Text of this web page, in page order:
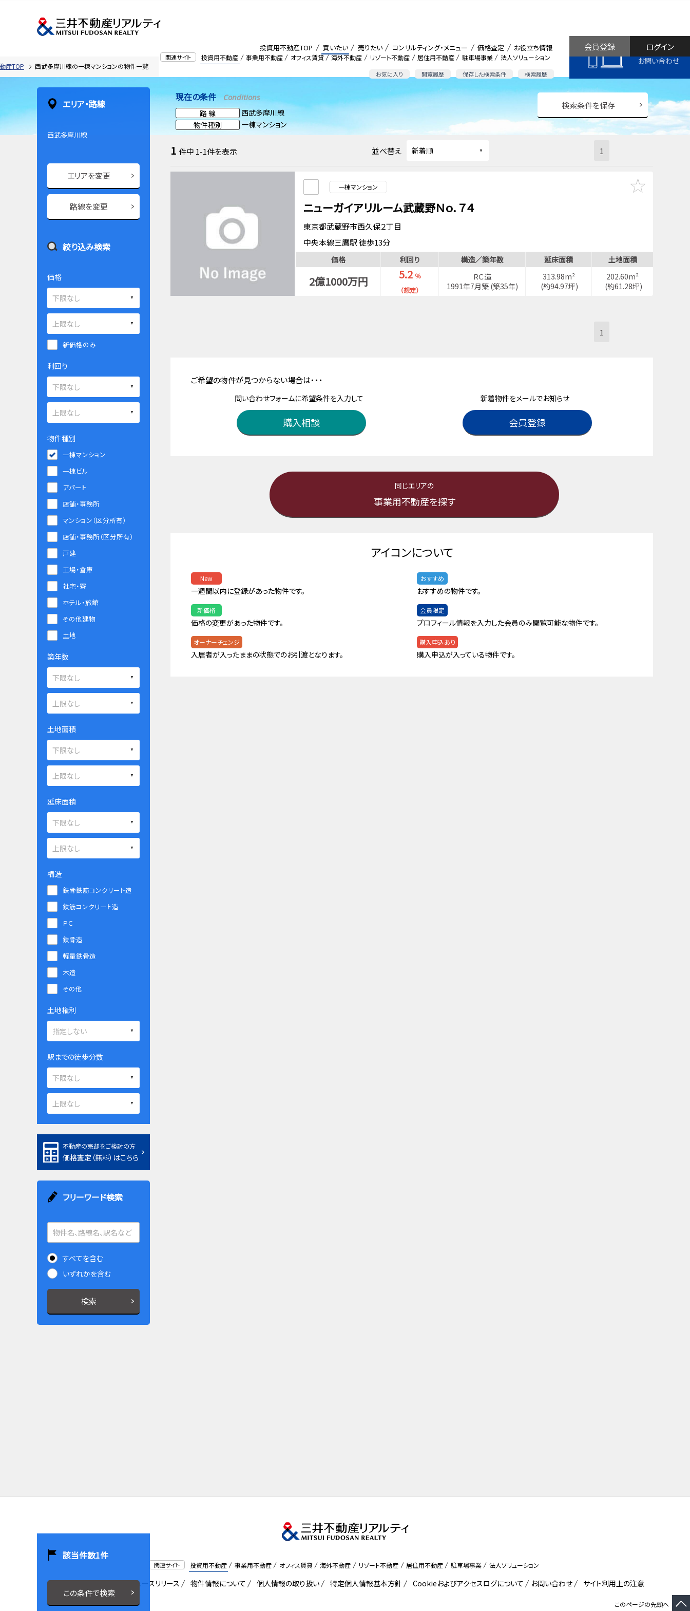
関連サイト 投資用不動産 事業用不動産 オフィス賃貸 海外不動産 リゾート不動産 居住用不動産 駐車場事業 法人ソリューション
お気に入り 閲覧履歴 保存した検索条件 検索履歴
投資用不動産TOP 買いたい 売りたい コンサルティング・メニュー 価格査定 お役立ち情報
お問い合わせ
ログイン
会員登録
産TOP 西武多摩川線の一棟マンションの物件一覧
現在の条件 Conditions
路 線
西武多摩川線
物件種別
一棟マンション
検索条件を保存
1 件中 1-1件を表示 並べ替え 1
一棟マンション
ニューガイアリルーム武蔵野Ｎｏ．７４
東京都武蔵野市西久保２丁目
中央本線三鷹駅 徒歩13分
西武多摩川線武蔵境駅 徒歩25分
価格 利回り 構造／築年数 延床面積 土地面積
2億1000万円 5.2 ％
（想定）
ＲＣ造
1991年7月築 (築35年)
313.98m²
(約94.97坪)
202.60m²
(約61.28坪)
1
ご希望の物件が見つからない場合は・・・
問い合わせフォームに希望条件を入力して
購入相談
新着物件をメールでお知らせ
会員登録
同じエリアの
事業用不動産を探す
アイコンについて
New
一週間以内に登録があった物件です。
おすすめ
おすすめの物件です。
新価格
価格の変更があった物件です。
会員限定
プロフィール情報を入力した会員のみ閲覧可能な物件です。
オーナーチェンジ
入居者が入ったままの状態でのお引渡となります。
購入申込あり
購入申込が入っている物件です。
エリア・路線
西武多摩川線
エリアを変更
路線を変更
絞り込み検索
価格
新価格のみ
利回り
物件種別
一棟マンション
一棟ビル
アパート
店舗・事務所
マンション（区分所有）
店舗・事務所（区分所有）
戸建
工場・倉庫
社宅・寮
ホテル・旅館
その他建物
土地
築年数
土地面積
延床面積
構造
鉄骨鉄筋コンクリート造
鉄筋コンクリート造
ＰＣ
鉄骨造
軽量鉄骨造
木造
その他
土地権利
駅までの徒歩分数
該当件数1件
この条件で検索
不動産の売却をご検討の方
価格査定（無料）はこちら
フリーワード検索
すべてを含む
いずれかを含む
検索
このページの先頭へ
関連サイト 投資用不動産 事業用不動産 オフィス賃貸 海外不動産 リゾート不動産 居住用不動産 駐車場事業 法人ソリューション
会社概要 採用情報 ニュースリリース 物件情報について 個人情報の取り扱い 特定個人情報基本方針 Cookieおよびアクセスログについて お問い合わせ サイト利用上の注意